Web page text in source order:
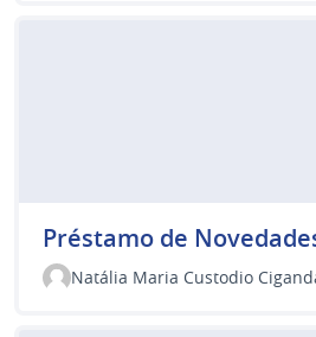
Préstamo de
Natália Maria Custodio